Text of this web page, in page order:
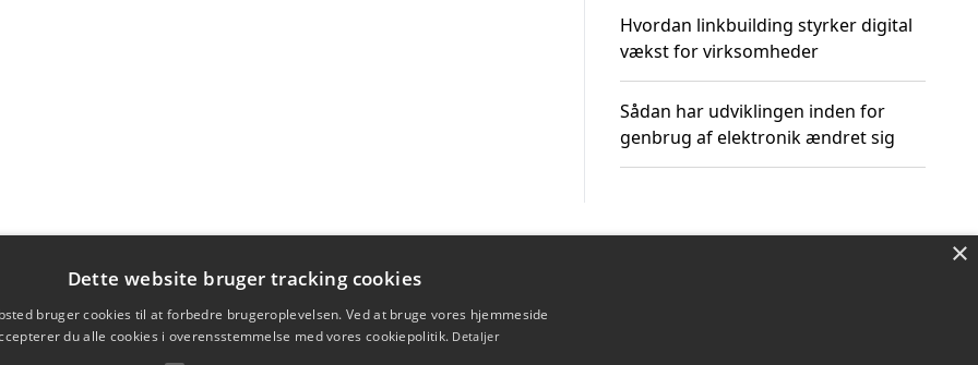
Hvordan linkbuilding styrker digital
vækst for virksomheder
Sådan har udviklingen inden for
genbrug af elektronik ændret sig
×
Dette website bruger tracking cookies
bruger cookies til at forbedre brugeroplevelsen. Ved at bruge vores hjemmeside
du alle cookies i overensstemmelse med vores cookiepolitik. Detaljer